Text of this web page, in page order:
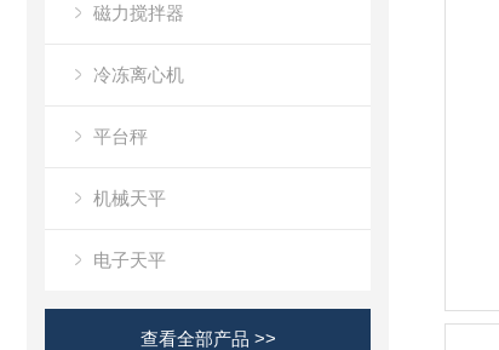
磁力搅拌器
冷冻离心机
平台秤
机械天平
电子天平
查看全部产品 >>